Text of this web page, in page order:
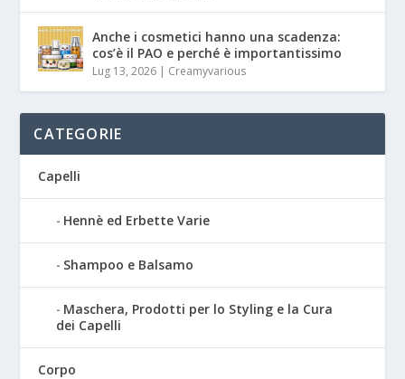
Anche i cosmetici hanno una scadenza:
cos’è il PAO e perché è importantissimo
Lug 13, 2026 | Creamyvarious
CATEGORIE
Capelli
Hennè ed Erbette Varie
Shampoo e Balsamo
Maschera, Prodotti per lo Styling e la Cura
dei Capelli
Corpo